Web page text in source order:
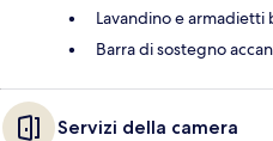
Lavandino e armadietti
Barra di sostegno
Servizi della camera